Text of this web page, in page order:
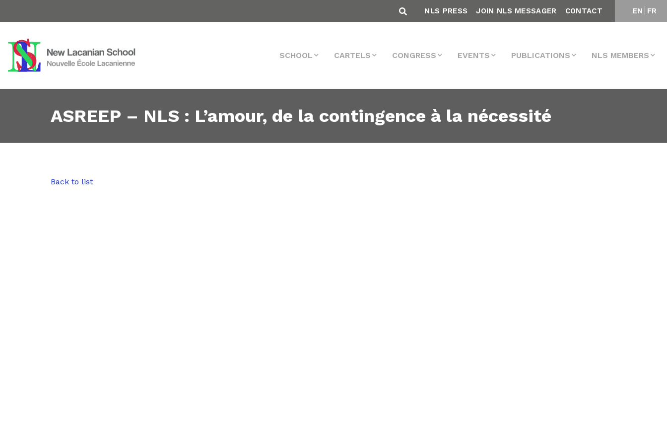
EN FR
NLS PRESS JOIN NLS MESSAGER CONTACT
SCHOOL CARTELS CONGRESS EVENTS PUBLICATIONS NLS MEMBERS
ASREEP – NLS : L’amour, de la contingence à la nécessité
Back to list